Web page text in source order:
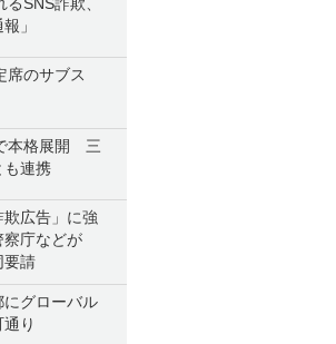
」
席のサブス
本格展開 三
も連携
欺広告」に強
庁などが
要請
にグローバル
り